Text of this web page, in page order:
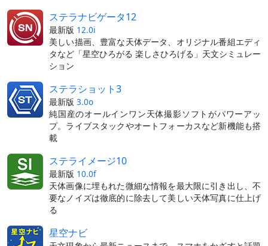
ステラナビゲータ12
最新版 12.0i
美しい描画、豊富な天体データ、オリジナル番組エディ
タなど「星空ひろがる 楽しさひろげる」天文シミュレー
ション
ステラショット3
最新版 3.0o
純国産のオールインワン天体撮影ソフトがパワーアッ
プ。ライブスタックやオートフォーカスなど新機能も搭
載
ステライメージ10
最新版 10.0f
天体画像に埋もれた微細な情報を最大限に引き出し、不
要なノイズは徹底的に除去して美しい天体写真に仕上げ
る
星空ナビ